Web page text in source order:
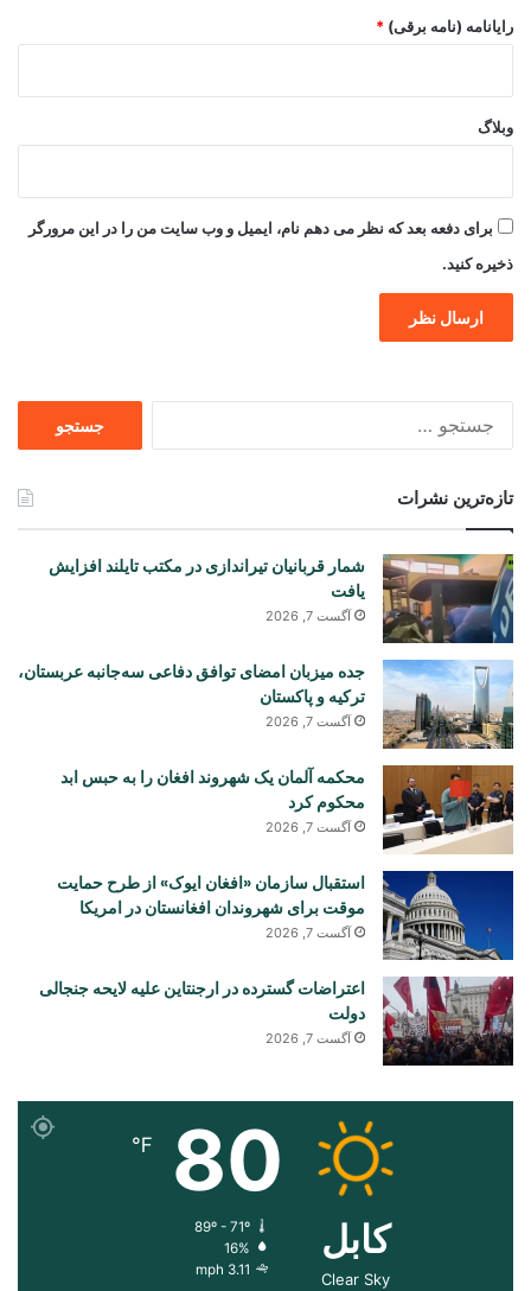
رایانامه (نامه برقی) *
وبلاگ
برای دفعه بعد که نظر می دهم نام، ایمیل و وب سایت من را در این مرورگر
ذخیره کنید.
تازه‌ترین نشرات
شمار قربانیان تیراندازی در مکتب تایلند افزایش
یافت
آگست 7, 2026
جده میزبان امضای توافق دفاعی سه‌جانبه عربستان،
ترکیه و پاکستان
آگست 7, 2026
محکمه آلمان یک شهروند افغان را به حبس ابد
محکوم کرد
آگست 7, 2026
استقبال سازمان «افغان ایوک» از طرح حمایت
موقت برای شهروندان افغانستان در امریکا
آگست 7, 2026
اعتراضات گسترده در ارجنتاین علیه لایحه جنجالی
دولت
آگست 7, 2026
کابل
Clear Sky
80
℉
89º - 71º
16%
3.11 mph